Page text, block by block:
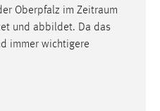
Oberpfalz im Zeitraum
und abbildet. Da das
immer wichtigere